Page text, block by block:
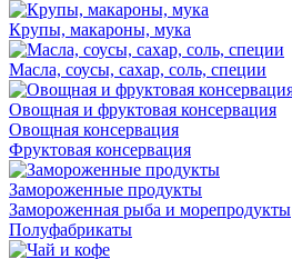
Крупы, макароны, мука
Масла, соусы, сахар, соль, специи
Овощная и фруктовая консервация
Овощная консервация
Фруктовая консервация
Замороженные продукты
Замороженная рыба и морепродукты
Полуфабрикаты